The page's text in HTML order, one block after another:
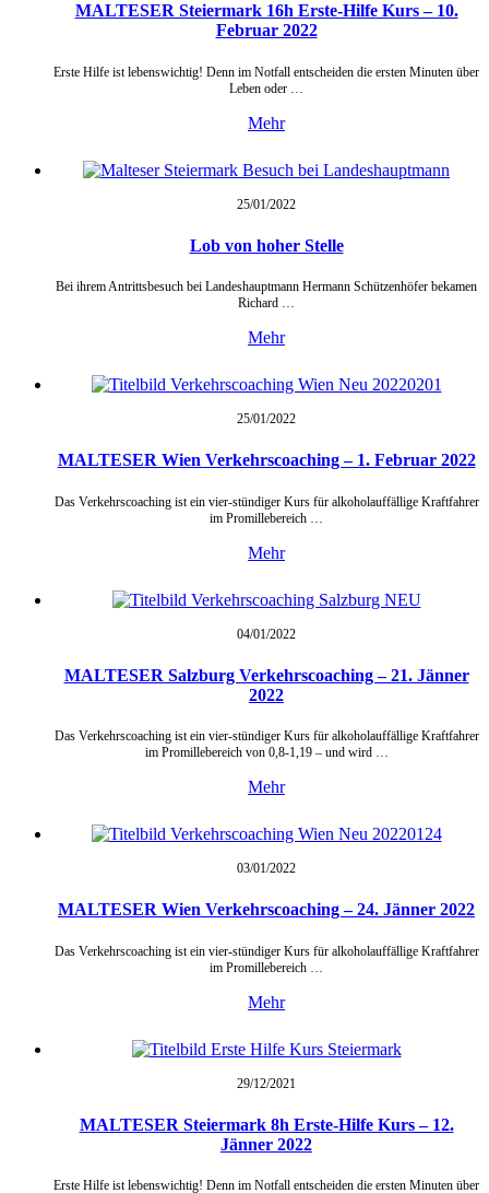
MALTESER Steiermark 16h Erste-Hilfe Kurs – 10.
Februar 2022
Erste Hilfe ist lebenswichtig! Denn im Notfall entscheiden die ersten Minuten über
Leben oder …
Mehr
25/01/2022
Lob von hoher Stelle
Bei ihrem Antrittsbesuch bei Landeshauptmann Hermann Schützenhöfer bekamen
Richard …
Mehr
25/01/2022
MALTESER Wien Verkehrscoaching – 1. Februar 2022
Das Verkehrscoaching ist ein vier-stündiger Kurs für alkoholauffällige Kraftfahrer
im Promillebereich …
Mehr
04/01/2022
MALTESER Salzburg Verkehrscoaching – 21. Jänner
2022
Das Verkehrscoaching ist ein vier-stündiger Kurs für alkoholauffällige Kraftfahrer
im Promillebereich von 0,8-1,19 – und wird …
Mehr
03/01/2022
MALTESER Wien Verkehrscoaching – 24. Jänner 2022
Das Verkehrscoaching ist ein vier-stündiger Kurs für alkoholauffällige Kraftfahrer
im Promillebereich …
Mehr
29/12/2021
MALTESER Steiermark 8h Erste-Hilfe Kurs – 12.
Jänner 2022
Erste Hilfe ist lebenswichtig! Denn im Notfall entscheiden die ersten Minuten über